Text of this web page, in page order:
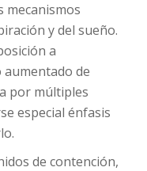
mecanismos
y del sueño.
a
aumentado de
por múltiples
especial énfasis
de contención,